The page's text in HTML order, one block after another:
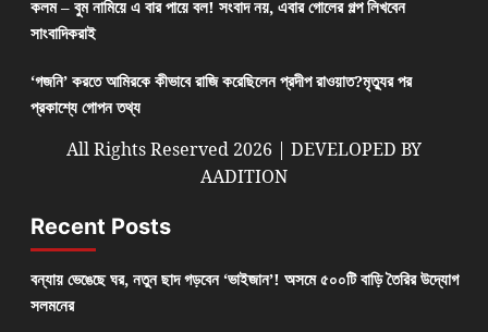
কলম – বুম নামিয়ে এ বার পায়ে বল! সংবাদ নয়, এবার গোলের গল্প লিখবেন
সাংবাদিকরাই
‘গজনি’ করতে আমিরকে কীভাবে রাজি করেছিলেন প্রদীপ রাওয়াত?মৃত্যুর পর
প্রকাশ্যে গোপন তথ্য
All Rights Reserved 2026 | DEVELOPED BY
AADITION
Recent Posts
বন্যায় ভেঙেছে ঘর, নতুন ছাদ গড়বেন ‘ভাইজান’! অসমে ৫০০টি বাড়ি তৈরির উদ্যোগ
সলমনের